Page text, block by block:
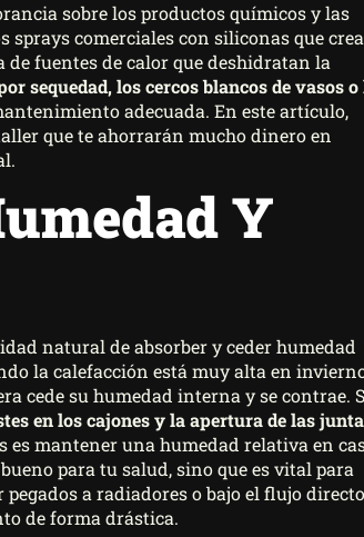
sobre los productos químicos y las
comerciales con siliconas que
de fuentes de calor que deshidratan la
sequedad, los cercos blancos de vasos o
adecuada. En este artículo,
que te ahorrarán mucho dinero en
Y
natural de absorber y ceder humedad
la calefacción está muy alta en
cede su humedad interna y se contrae.
en los cajones y la apertura de las
es mantener una humedad relativa en
para tu salud, sino que es vital para
a radiadores o bajo el flujo directo
de forma drástica.